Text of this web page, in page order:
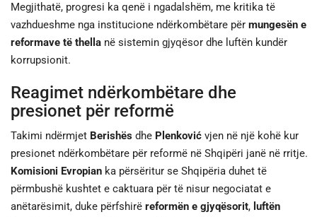
Megjithatë, progresi ka qenë i ngadalshëm, me kritika të
vazhdueshme nga institucione ndërkombëtare për mungesën e
reformave të thella në sistemin gjyqësor dhe luftën kundër
korrupsionit.
Reagimet ndërkombëtare dhe
presionet për reformë
Takimi ndërmjet Berishës dhe Plenković vjen në një kohë kur
presionet ndërkombëtare për reformë në Shqipëri janë në rritje.
Komisioni Evropian ka përsëritur se Shqipëria duhet të
përmbushë kushtet e caktuara për të nisur negociatat e
anëtarësimit, duke përfshirë reformën e gjyqësorit, luftën